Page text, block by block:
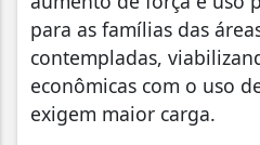
para as famílias das
contempladas,
econômicas com o uso
exigem maior carga.